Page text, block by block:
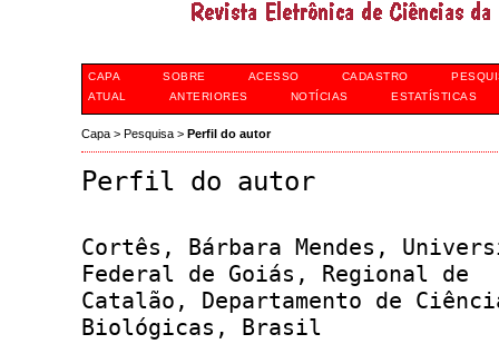
CAPA SOBRE ACESSO CADASTRO
ATUAL
ANTERIORES NOTÍCIAS ESTATÍSTICAS
Capa > Pesquisa > Perfil do autor
Perfil do autor
Cortês, Bárbara Mendes,
Federal de Goiás, Regional de
Catalão, Departamento de
Biológicas, Brasil